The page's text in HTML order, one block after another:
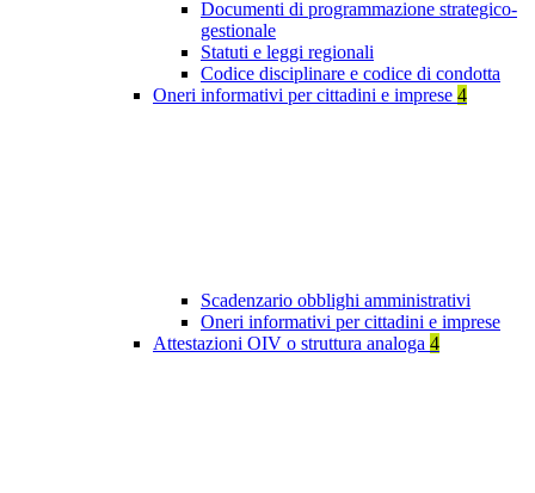
Documenti di programmazione strategico-
gestionale
Statuti e leggi regionali
Codice disciplinare e codice di condotta
Oneri informativi per cittadini e imprese 4
Scadenzario obblighi amministrativi
Oneri informativi per cittadini e imprese
Attestazioni OIV o struttura analoga 4